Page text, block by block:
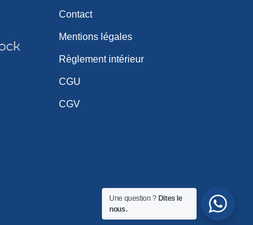
Contact
Mentions légales
Règlement intérieur
CGU
CGV
Une question ? Dites le
nous.